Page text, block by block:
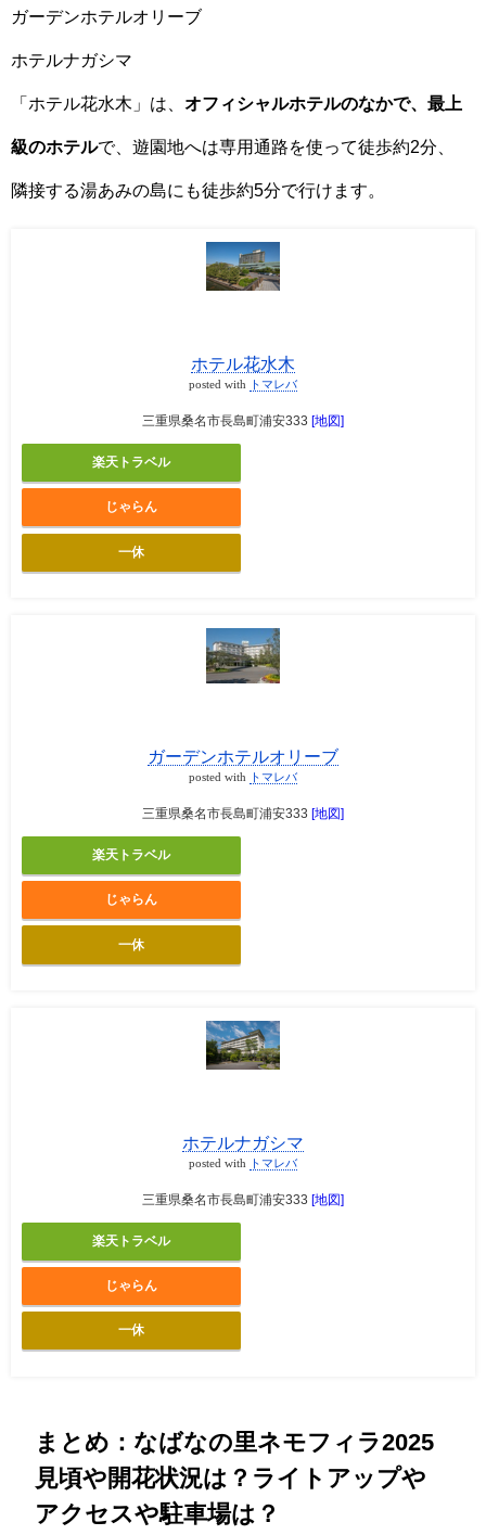
ガーデンホテルオリーブ
ホテルナガシマ
「ホテル花水木」は、 オフィシャルホテルのなかで、最上
級のホテルで、遊園地へは専用通路を使って徒歩約2分、
隣接する湯あみの島にも徒歩約5分で行けます。
ホテル花水木
posted with トマレバ
三重県桑名市長島町浦安333 [地図]
楽天トラベル
じゃらん
一休
ガーデンホテルオリーブ
posted with トマレバ
三重県桑名市長島町浦安333 [地図]
楽天トラベル
じゃらん
一休
ホテルナガシマ
posted with トマレバ
三重県桑名市長島町浦安333 [地図]
楽天トラベル
じゃらん
一休
まとめ：なばなの里ネモフィラ2025
見頃や開花状況は？ライトアップや
アクセスや駐車場は？